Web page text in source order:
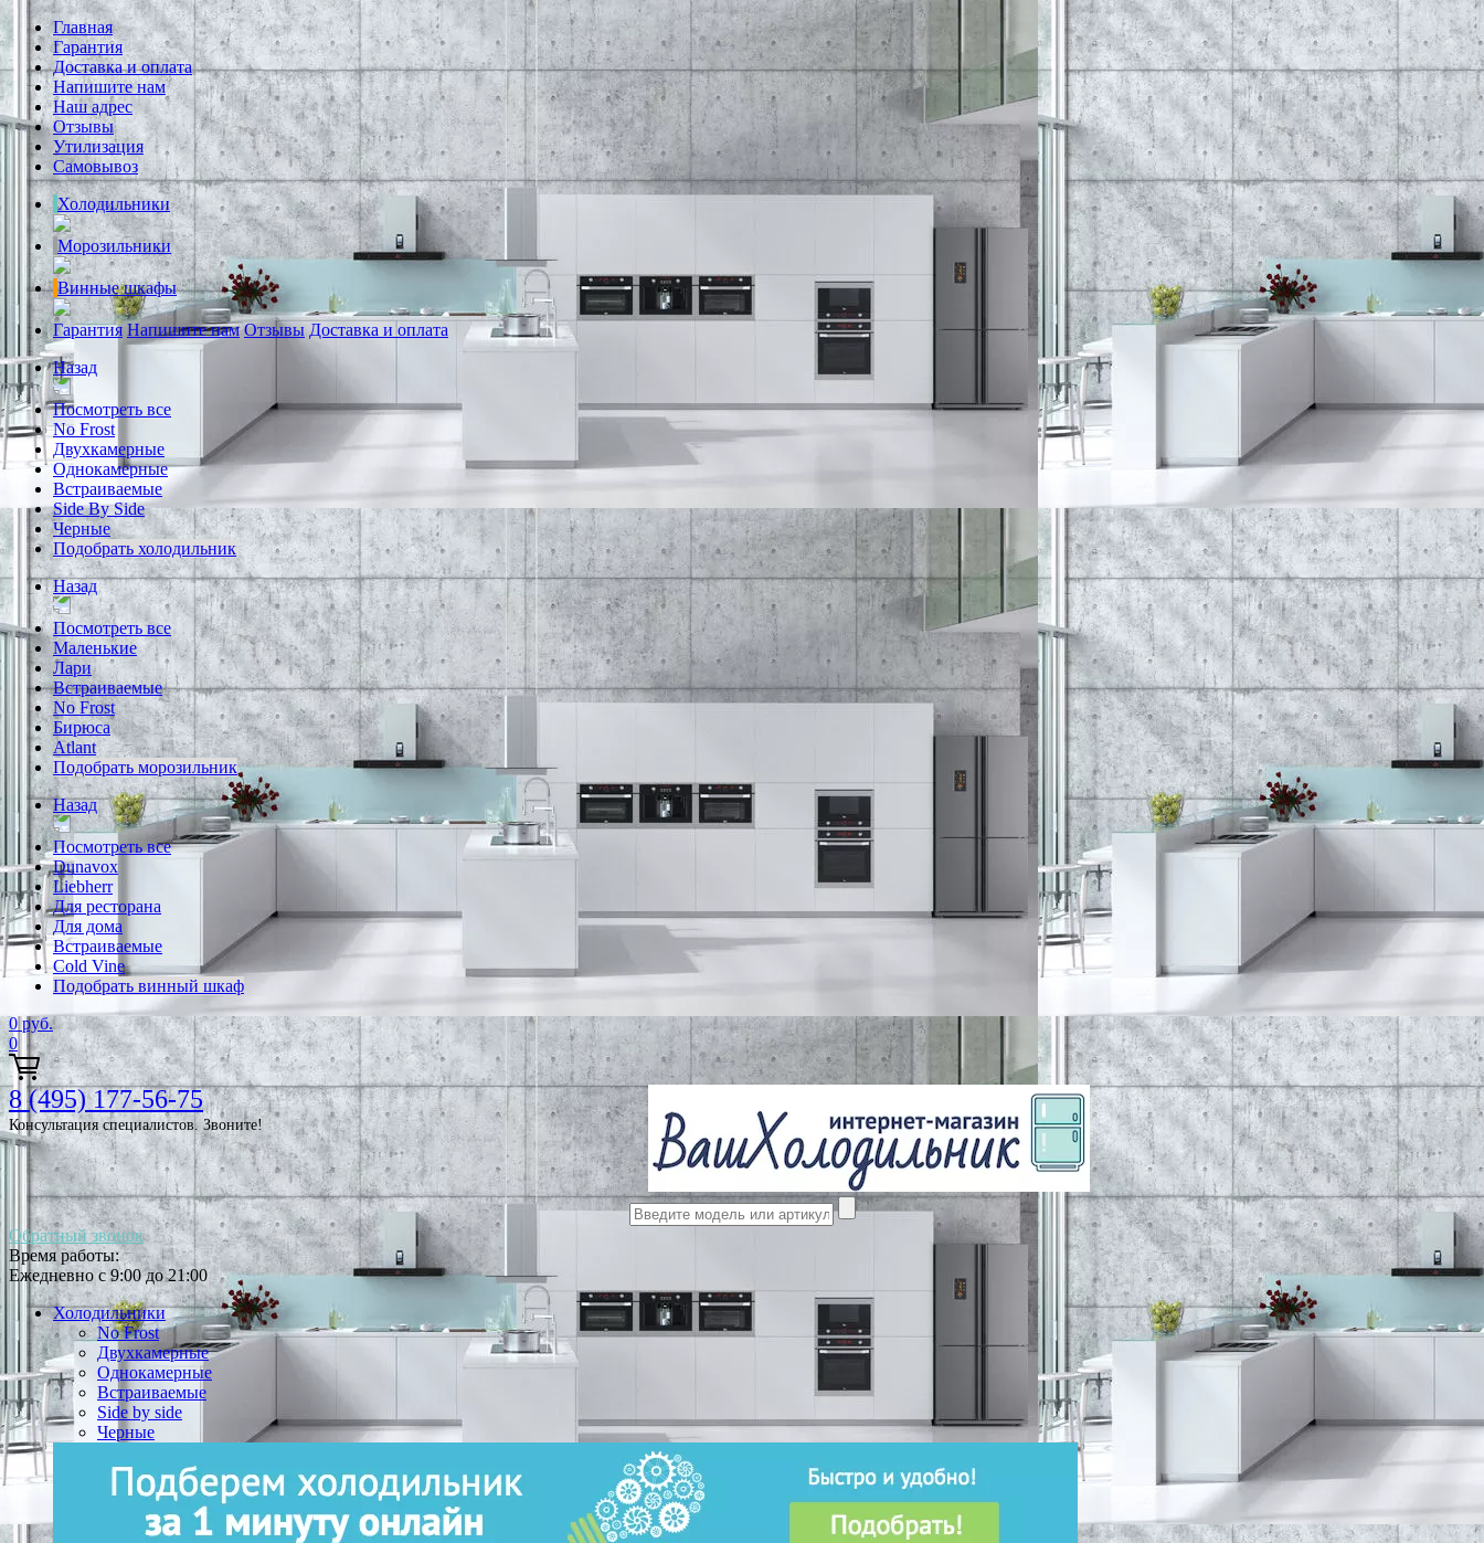
Главная
Гарантия
Доставка и оплата
Напишите нам
Наш адрес
Отзывы
Утилизация
Самовывоз
Холодильники
Морозильники
Винные шкафы
Гарантия Напишите нам Отзывы Доставка и оплата
Назад
Посмотреть все
No Frost
Двухкамерные
Однокамерные
Встраиваемые
Side By Side
Черные
Подобрать холодильник
Назад
Посмотреть все
Маленькие
Лари
Встраиваемые
No Frost
Бирюса
Atlant
Подобрать морозильник
Назад
Посмотреть все
Dunavox
Liebherr
Для ресторана
Для дома
Встраиваемые
Cold Vine
Подобрать винный шкаф
0 руб.
0
8 (495) 177-56-75
Консультация специалистов. Звоните!
Обратный звонок
Время работы:
Ежедневно с 9:00 до 21:00
Холодильники
No Frost
Двухкамерные
Однокамерные
Встраиваемые
Side by side
Черные